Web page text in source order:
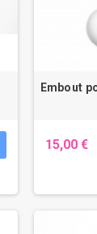
Embout
15,00 €